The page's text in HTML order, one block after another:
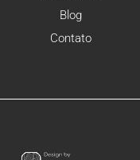
Blog
Contato